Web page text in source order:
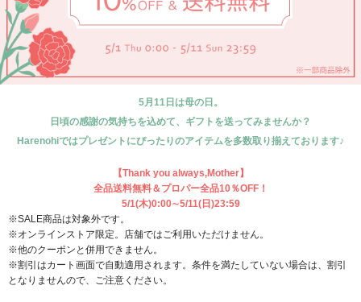
5月11日は母の日。
日頃の感謝の気持ちを込めて、ギフトを送ってみませんか？
Harenohiではプレゼントにぴったりのアイテムを多数取り揃えております♪
【Thank you always,Mother】
全品送料無料＆プロパー全品10％OFF！
5/1(木)0:00∼5/11(日)23:59
※SALE商品は対象外です。
※オンラインストア限定。店舗ではご利用いただけません。
※他のクーポンと併用できません。
※割引はカート画面で自動適用されます。条件を満たしていない場合は、割引
となりませんので、ご注意ください。